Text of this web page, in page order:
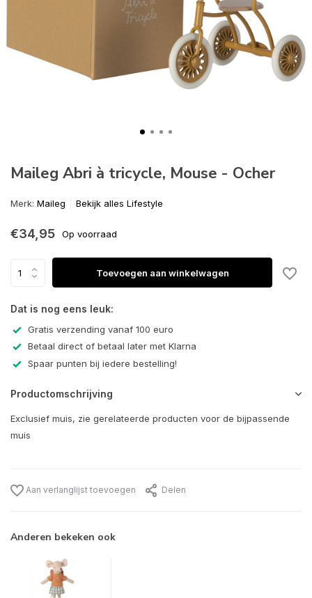
Maileg Abri à tricycle, Mouse - Ocher
Merk: Maileg Bekijk alles Lifestyle
€34,95 Op voorraad
Toevoegen aan winkelwagen
Dat is nog eens leuk:
Gratis verzending vanaf 100 euro
Betaal direct of betaal later met Klarna
Spaar punten bij iedere bestelling!
Productomschrijving
Exclusief muis, zie gerelateerde producten voor de bijpassende
muis
Aan verlanglijst toevoegen Delen
Anderen bekeken ook